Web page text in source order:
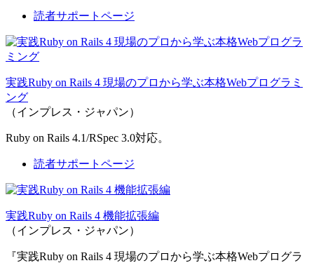
読者サポートページ
実践Ruby on Rails 4 現場のプロから学ぶ本格Webプログラミ
ング
（インプレス・ジャパン）
Ruby on Rails 4.1/RSpec 3.0対応。
読者サポートページ
実践Ruby on Rails 4 機能拡張編
（インプレス・ジャパン）
『実践Ruby on Rails 4 現場のプロから学ぶ本格Webプログラ